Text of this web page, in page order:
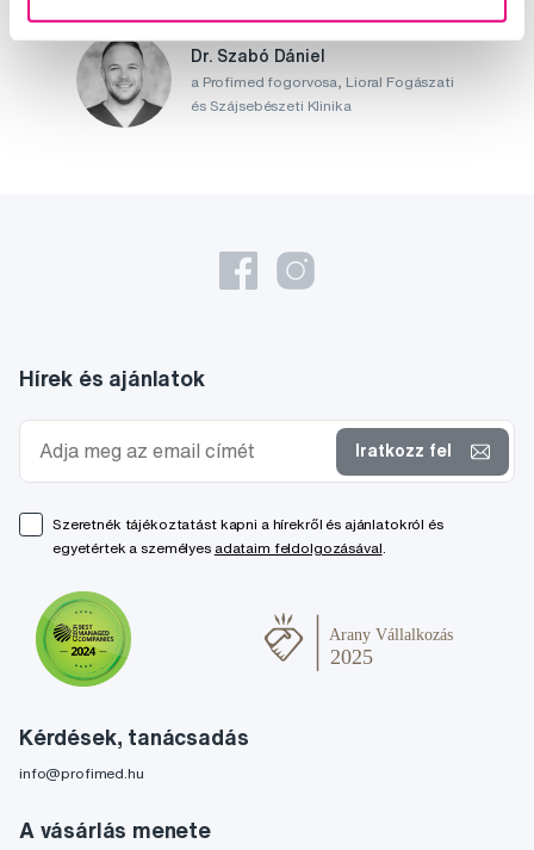
Dr. Szabó Dániel
a Profimed fogorvosa, Lioral Fogászati
és Szájsebészeti Klinika
Kérdések, tanácsadás
info@profimed.hu
A vásárlás menete
Hírek és ajánlatok
Iratkozz fel
Szeretnék tájékoztatást kapni a hírekről és ajánlatokról és
egyetértek a személyes adataim feldolgozásával